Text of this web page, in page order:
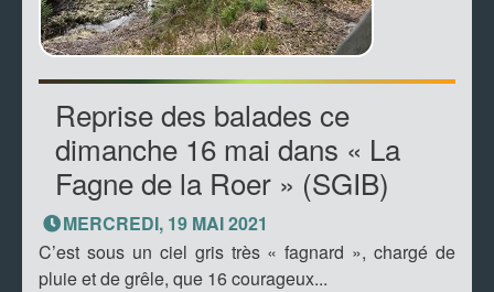
Reprise des balades ce
dimanche 16 mai dans « La
Fagne de la Roer » (SGIB)
MERCREDI, 19 MAI 2021
C’est sous un ciel gris très « fagnard », chargé de
pluie et de grêle, que 16 courageux...